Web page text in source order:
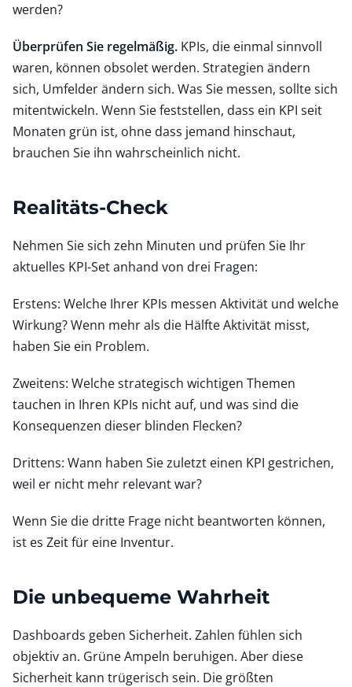
werden?
Überprüfen Sie regelmäßig. KPIs, die einmal sinnvoll
waren, können obsolet werden. Strategien ändern
sich, Umfelder ändern sich. Was Sie messen, sollte sich
mitentwickeln. Wenn Sie feststellen, dass ein KPI seit
Monaten grün ist, ohne dass jemand hinschaut,
brauchen Sie ihn wahrscheinlich nicht.
Realitäts-Check
Nehmen Sie sich zehn Minuten und prüfen Sie Ihr
aktuelles KPI-Set anhand von drei Fragen:
Erstens: Welche Ihrer KPIs messen Aktivität und welche
Wirkung? Wenn mehr als die Hälfte Aktivität misst,
haben Sie ein Problem.
Zweitens: Welche strategisch wichtigen Themen
tauchen in Ihren KPIs nicht auf, und was sind die
Konsequenzen dieser blinden Flecken?
Drittens: Wann haben Sie zuletzt einen KPI gestrichen,
weil er nicht mehr relevant war?
Wenn Sie die dritte Frage nicht beantworten können,
ist es Zeit für eine Inventur.
Die unbequeme Wahrheit
Dashboards geben Sicherheit. Zahlen fühlen sich
objektiv an. Grüne Ampeln beruhigen. Aber diese
Sicherheit kann trügerisch sein. Die größten